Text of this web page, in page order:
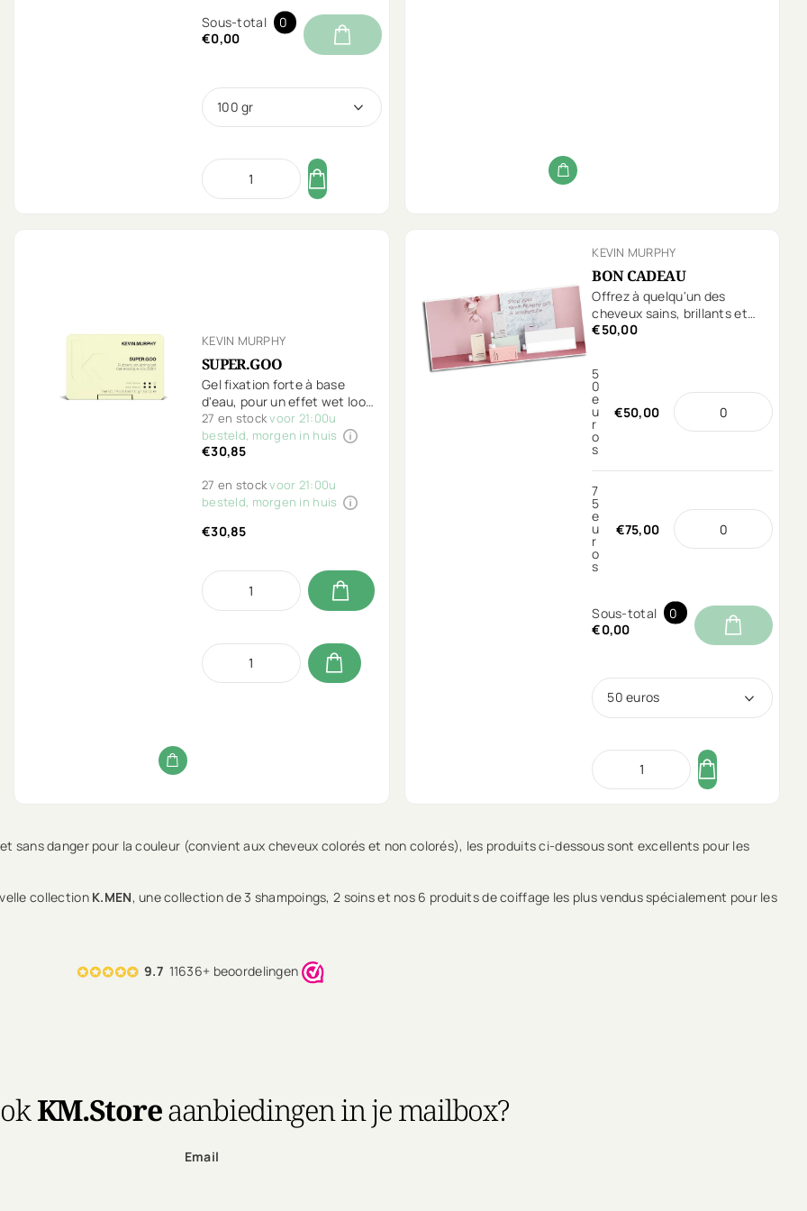
Sous-total
0
€0,00
100 gr
KEVIN MURPHY
SUPER.GOO
Gel fixation forte à base
d'eau, pour un effet wet look
naturel.
27 en stockvoor 21:00u
besteld, morgen in huis
€30,85
27 en stockvoor 21:00u
besteld, morgen in huis
€30,85
KEVIN MURPHY
BON CADEAU
Offrez à quelqu'un des
cheveux sains, brillants et
délicieusement parfumés!
€50,00
5
0
e
u
r
o
s
€50,00
7
5
e
u
r
o
s
€75,00
Sous-total
0
€0,00
50 euros
sans danger pour la couleur (convient aux cheveux colorés et non colorés), les produits ci-dessous sont excellents pour les
collection K.MEN, une collection de 3 shampoings, 2 soins et nos 6 produits de coiffage les plus vendus spécialement pour les
9.7 11636+ beoordelingen
KM.Storeaanbiedingen in je mailbox?
Email